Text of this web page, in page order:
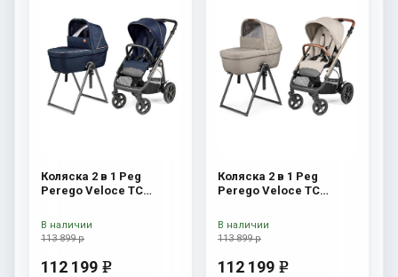
Коляска 2 в 1 Peg
Perego Veloce TC
New
113 899 р
112 199 e
В наличии
Коляска 2 в 1 Peg
Perego Veloce TC
113 899 р
112 199 e
В наличии